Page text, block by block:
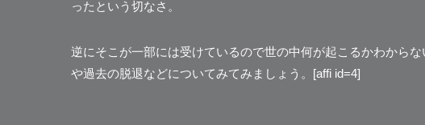
ったという切なさ。
逆にそこが一部には受けているので世の中何が起こるかわから
や過去の脱退などについてみてみましょう。[affi id=4]